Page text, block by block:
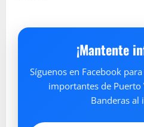
¡Mantente
Síguenos en Facebook
importantes de Puerto
Banderas al